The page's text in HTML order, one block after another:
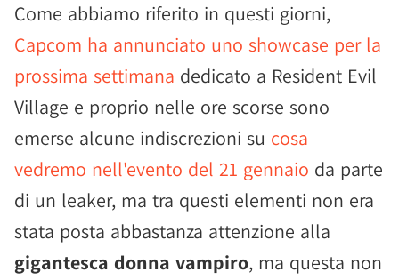
Come abbiamo riferito in questi giorni,
Capcom ha annunciato uno showcase per la
prossima settimana dedicato a Resident Evil
Village e proprio nelle ore scorse sono
emerse alcune indiscrezioni su cosa
vedremo nell'evento del 21 gennaio da parte
di un leaker, ma tra questi elementi non era
stata posta abbastanza attenzione alla
gigantesca donna vampiro, ma questa non